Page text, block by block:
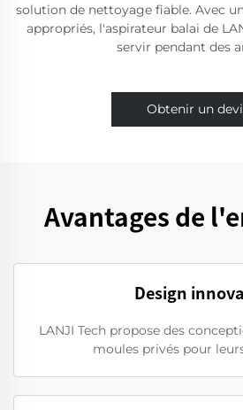
solution de nettoyage fiable. Avec
appropriés, l'aspirateur balai de
servir pendant des
Obtenir un
Avantages de
Design
LANJI Tech propose des
moules privés pour